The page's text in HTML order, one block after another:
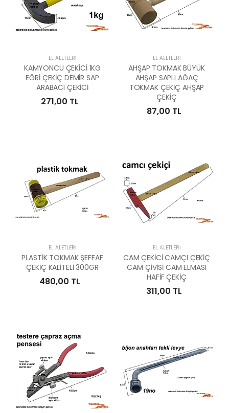
EL ALETLERI
KAMYONCU ÇEKİCİ 1KG
EĞRİ ÇEKİÇ DEMİR SAP
ARABACI ÇEKİCİ
271,00 TL
EL ALETLERI
AHŞAP TOKMAK BÜYÜK
AHŞAP SAPLI AĞAÇ
TOKMAK ÇEKİÇ AHŞAP
ÇEKİÇ
87,00 TL
EL ALETLERI
PLASTİK TOKMAK ŞEFFAF
ÇEKİÇ KALİTELİ 300GR
480,00 TL
EL ALETLERI
CAM ÇEKİCİ CAMÇI ÇEKİÇ
CAM ÇİVİSİ CAM ELMASI
HAFİF ÇEKİÇ
311,00 TL